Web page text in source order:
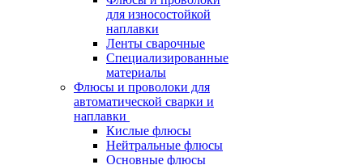
для износостойкой
наплавки
Ленты сварочные
Специализированные
материалы
Флюсы и проволоки для
автоматической сварки и
наплавки
Кислые флюсы
Нейтральные флюсы
Основные флюсы